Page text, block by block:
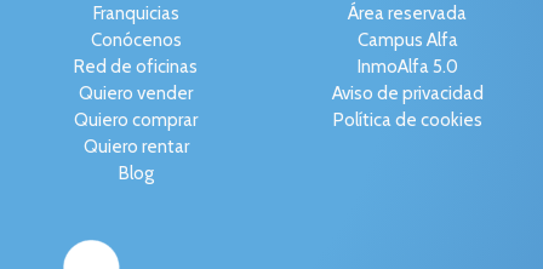
Franquicias
Conócenos
Red de oficinas
Quiero vender
Quiero comprar
Quiero rentar
Blog
Área reservada
Campus Alfa
InmoAlfa 5.0
Aviso de privacidad
Política de cookies